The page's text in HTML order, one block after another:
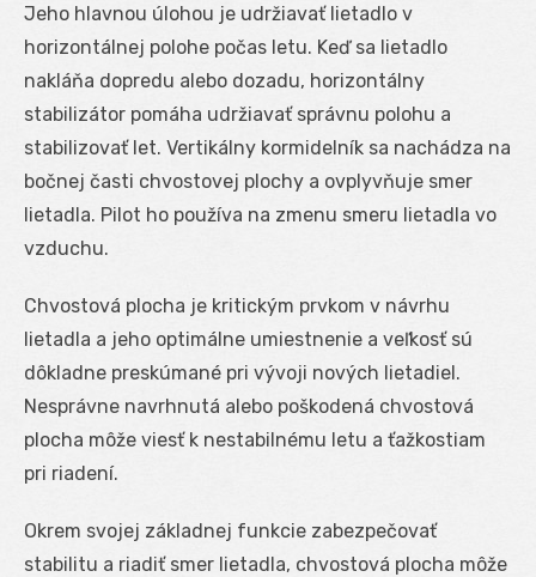
Jeho hlavnou úlohou je udržiavať lietadlo v
horizontálnej polohe počas letu. Keď sa lietadlo
nakláňa dopredu alebo dozadu, horizontálny
stabilizátor pomáha udržiavať správnu polohu a
stabilizovať let. Vertikálny kormidelník sa nachádza na
bočnej časti chvostovej plochy a ovplyvňuje smer
lietadla. Pilot ho používa na zmenu smeru lietadla vo
vzduchu.
Chvostová plocha je kritickým prvkom v návrhu
lietadla a jeho optimálne umiestnenie a veľkosť sú
dôkladne preskúmané pri vývoji nových lietadiel.
Nesprávne navrhnutá alebo poškodená chvostová
plocha môže viesť k nestabilnému letu a ťažkostiam
pri riadení.
Okrem svojej základnej funkcie zabezpečovať
stabilitu a riadiť smer lietadla, chvostová plocha môže